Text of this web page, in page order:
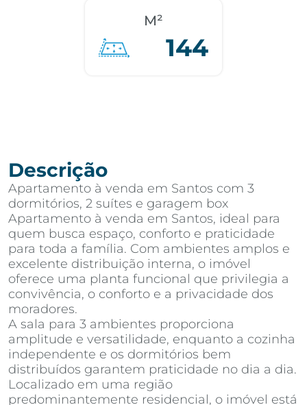
M²
144
Descrição
Apartamento à venda em Santos com 3
dormitórios, 2 suítes e garagem box
Apartamento à venda em Santos, ideal para
quem busca espaço, conforto e praticidade
para toda a família. Com ambientes amplos e
excelente distribuição interna, o imóvel
oferece uma planta funcional que privilegia a
convivência, o conforto e a privacidade dos
moradores.
A sala para 3 ambientes proporciona
amplitude e versatilidade, enquanto a cozinha
independente e os dormitórios bem
distribuídos garantem praticidade no dia a dia.
Localizado em uma região
predominantemente residencial, o imóvel está